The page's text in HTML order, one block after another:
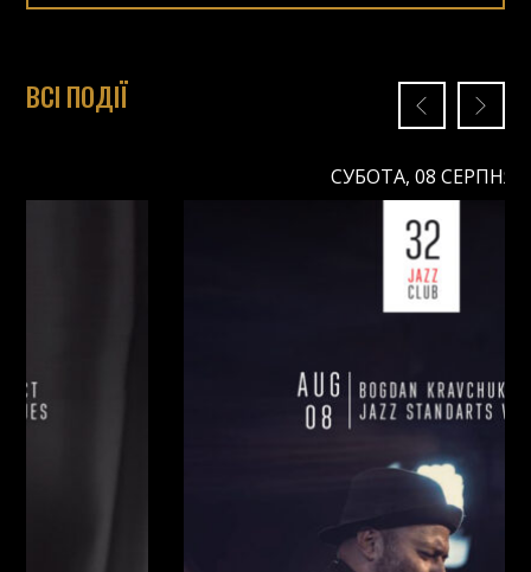
ВСІ ПОДІЇ
СУБОТА, 08 СЕРПНЯ
Саксофон /Олег
Олександр Ємець Контрабас,) /